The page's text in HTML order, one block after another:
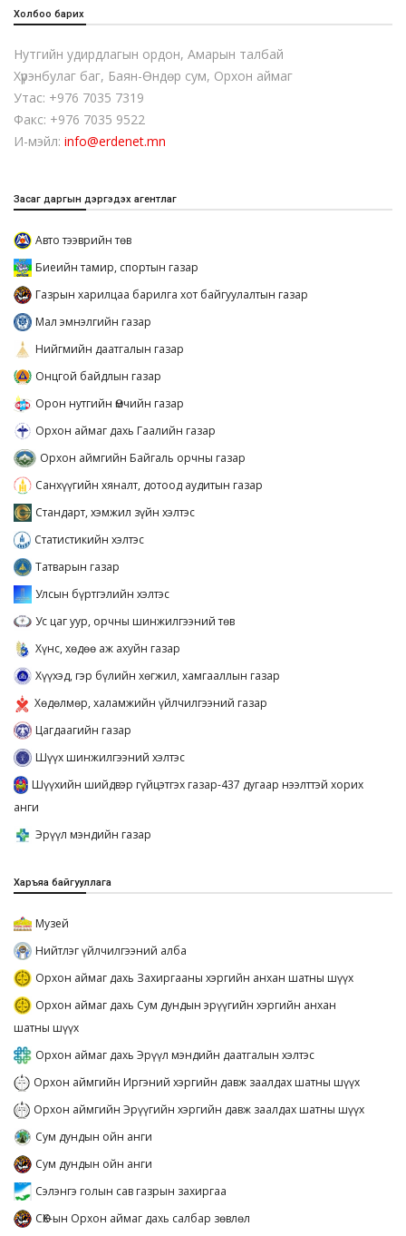
Холбоо барих
Нутгийн удирдлагын ордон, Амарын талбай
Хүрэнбулаг баг, Баян-Өндөр сум, Орхон аймаг
Утас: +976 7035 7319
Факс: +976 7035 9522
И-мэйл: info@erdenet.mn
Засаг даргын дэргэдэх агентлаг
Авто тээврийн төв
Биеийн тамир, спортын газар
Газрын харилцаа барилга хот байгуулалтын газар
Мал эмнэлгийн газар
Нийгмийн даатгалын газар
Онцгой байдлын газар
Орон нутгийн Өмчийн газар
Орхон аймаг дахь Гаалийн газар
Орхон аймгийн Байгаль орчны газар
Санхүүгийн хяналт, дотоод аудитын газар
Стандарт, хэмжил зүйн хэлтэс
Статистикийн хэлтэс
Татварын газар
Улсын бүртгэлийн хэлтэс
Ус цаг уур, орчны шинжилгээний төв
Хүнс, хөдөө аж ахуйн газар
Хүүхэд, гэр бүлийн хөгжил, хамгааллын газар
Хөдөлмөр, халамжийн үйлчилгээний газар
Цагдаагийн газар
Шүүх шинжилгээний хэлтэс
Шүүхийн шийдвэр гүйцэтгэх газар-437 дугаар нээлттэй хорих
анги
Эрүүл мэндийн газар
Харъяа байгууллага
Музей
Нийтлэг үйлчилгээний алба
Орхон аймаг дахь Захиргааны хэргийн анхан шатны шүүх
Орхон аймаг дахь Сум дундын эрүүгийн хэргийн анхан
шатны шүүх
Орхон аймаг дахь Эрүүл мэндийн даатгалын хэлтэс
Орхон аймгийн Иргэний хэргийн давж заалдах шатны шүүх
Орхон аймгийн Эрүүгийн хэргийн давж заалдах шатны шүүх
Сум дундын ойн анги
Сум дундын ойн анги
Сэлэнгэ голын сав газрын захиргаа
СӨХ-ын Орхон аймаг дахь салбар зөвлөл